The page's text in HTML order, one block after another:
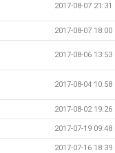
2017-08-07 21:31
2017-08-07 18:00
2017-08-06 13:53
2017-08-04 10:58
2017-08-02 19:26
2017-07-19 09:48
2017-07-16 18:39